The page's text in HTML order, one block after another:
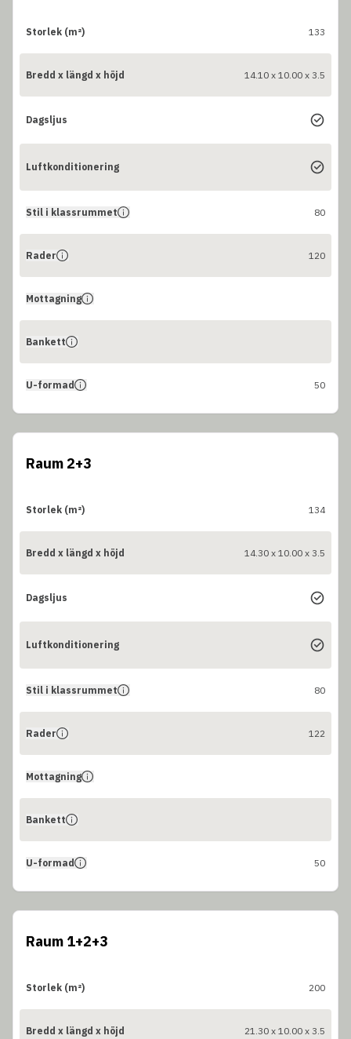
Storlek (m²) 133
Bredd x längd x höjd 14.10 x 10.00 x 3.5
Dagsljus
Luftkonditionering
Stil i klassrummet 80
Rader 120
Mottagning
Bankett
U-formad 50
Raum 2+3
Storlek (m²) 134
Bredd x längd x höjd 14.30 x 10.00 x 3.5
Dagsljus
Luftkonditionering
Stil i klassrummet 80
Rader 122
Mottagning
Bankett
U-formad 50
Raum 1+2+3
Storlek (m²) 200
Bredd x längd x höjd 21.30 x 10.00 x 3.5